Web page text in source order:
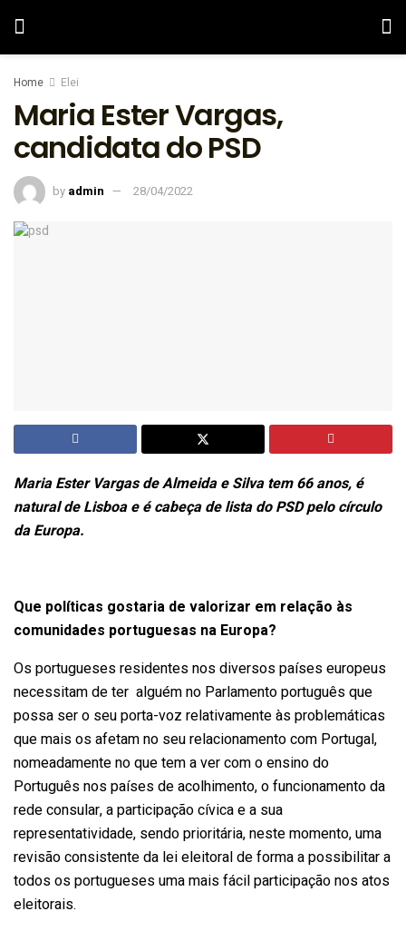
Home Elei
Maria Ester Vargas,
candidata do PSD
by admin 28/04/2022
Maria Ester Vargas de Almeida e Silva tem 66 anos, é
natural de Lisboa e é cabeça de lista do PSD pelo círculo
da Europa.
Que políticas gostaria de valorizar em relação às
comunidades portuguesas na Europa?
Os portugueses residentes nos diversos países europeus
necessitam de ter alguém no Parlamento português que
possa ser o seu porta-voz relativamente às problemáticas
que mais os afetam no seu relacionamento com Portugal,
nomeadamente no que tem a ver com o ensino do
Português nos países de acolhimento, o funcionamento da
rede consular, a participação cívica e a sua
representatividade, sendo prioritária, neste momento, uma
revisão consistente da lei eleitoral de forma a possibilitar a
todos os portugueses uma mais fácil participação nos atos
eleitorais.